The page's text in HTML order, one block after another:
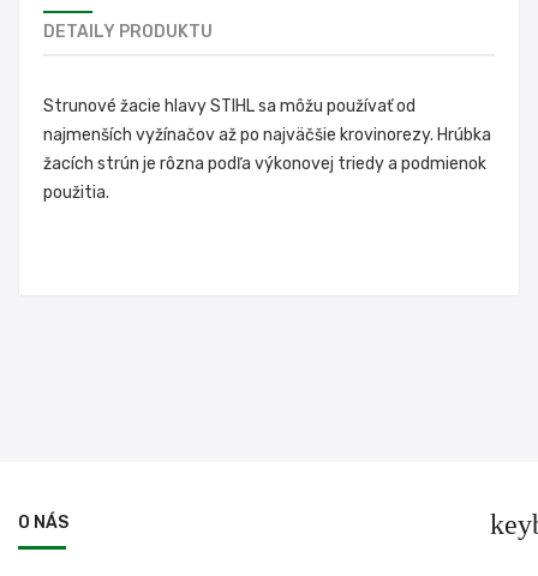
DETAILY PRODUKTU
Strunové žacie hlavy STIHL sa môžu používať od
najmenších vyžínačov až po najväčšie krovinorezy. Hrúbka
žacích strún je rôzna podľa výkonovej triedy a podmienok
použitia.
O NÁS